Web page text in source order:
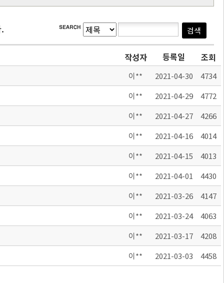
작성자 등록일 조회
이** 2021-04-30
4734
이** 2021-04-29
4772
이** 2021-04-27
4266
이** 2021-04-16
4014
이** 2021-04-15
4013
이** 2021-04-01
4430
이** 2021-03-26
4147
이** 2021-03-24
4063
이** 2021-03-17
4208
이** 2021-03-03 4458